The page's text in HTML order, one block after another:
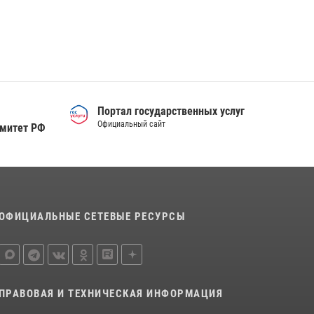
08 июля 2026, 09:38
РФ
Портал государственных услуг
Официальный сайт
СЕТЕВЫЕ РЕСУРСЫ
ПРАВОВАЯ И ТЕХНИЧЕСКАЯ ИНФОРМАЦИЯ